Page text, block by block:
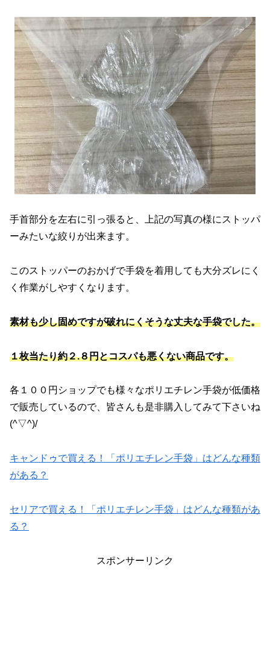
手首部分を左右に引っ張ると、上記の写真の様にストッパ
ーみたいな絞りが出来ます。
このストッパーのおかげで手袋を着用しても大分ズレにく
く作業がしやすくなります。
素材も少し固めですが破れにくそうな丈夫な手袋でした。
１枚当たり約２.８円とコスパも悪くない商品です。
各１００円ショップでも様々なポリエチレン手袋が低価格
で販売しているので、皆さんも是非購入してみて下さいね
(^▽^)/
キャンドゥで買える！「ポリエチレン手袋」はどんな種類
がある？
セリアで買える！「ポリエチレン手袋」はどんな種類があ
る？
スポンサーリンク